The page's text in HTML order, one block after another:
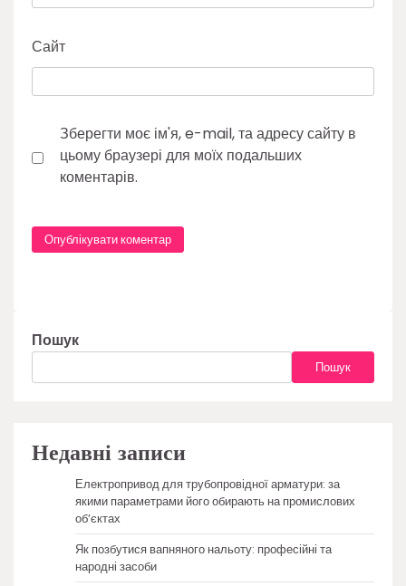
Сайт
Зберегти моє ім'я, e-mail, та адресу сайту в
цьому браузері для моїх подальших
коментарів.
Пошук
Пошук
Недавні записи
Електропривод для трубопровідної арматури: за
якими параметрами його обирають на промислових
об’єктах
Як позбутися вапняного нальоту: професійні та
народні засоби